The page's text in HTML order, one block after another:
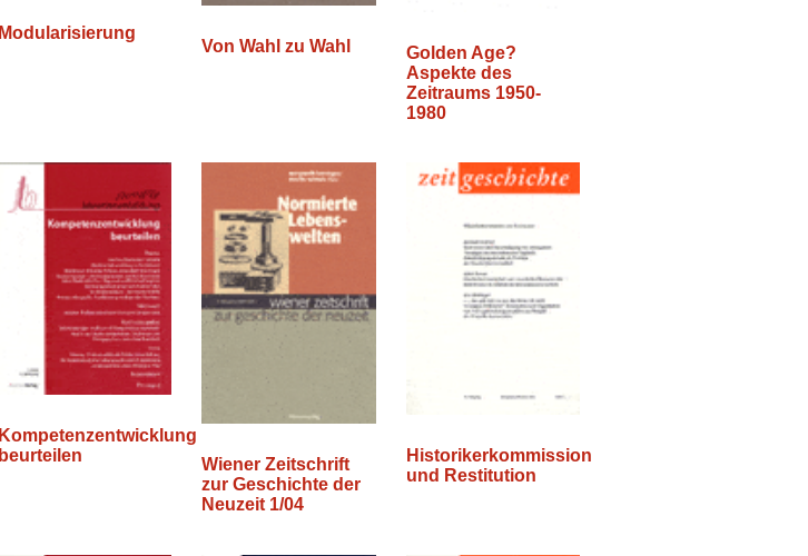
Modularisierung
Von Wahl zu Wahl
Golden Age?
Aspekte des
Zeitraums 1950-
1980
Kompetenzentwicklung
beurteilen
Wiener Zeitschrift
zur Geschichte der
Neuzeit 1/04
Historikerkommission
und Restitution